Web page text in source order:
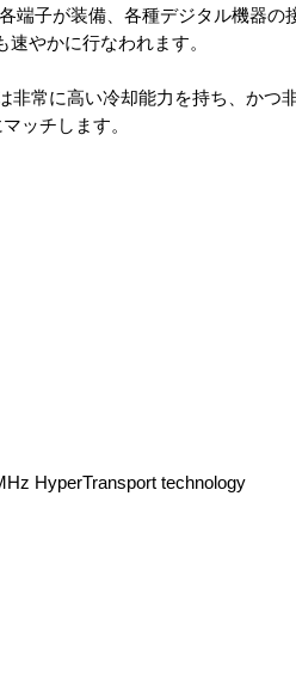
端子が装備、各種デジタル機器の
やかに行なわれます。
非常に高い冷却能力を持ち、かつ
ッチします。
HyperTransport technology